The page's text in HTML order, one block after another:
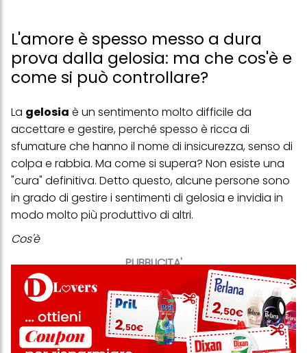
L'amore è spesso messo a dura
prova dalla gelosia: ma che cos'è e
come si può controllare?
PUBBLICITA'
La gelosia è un sentimento molto difficile da
accettare e gestire, perché spesso è ricca di
sfumature che hanno il nome di insicurezza, senso di
colpa e rabbia. Ma come si supera? Non esiste una
"cura" definitiva. Detto questo, alcune persone sono
in grado di gestire i sentimenti di gelosia e invidia in
modo molto più produttivo di altri.
Cos'è